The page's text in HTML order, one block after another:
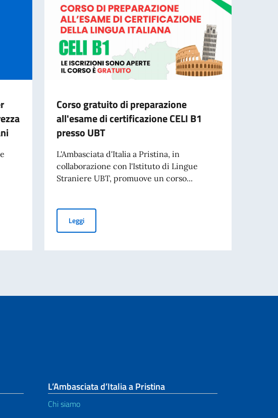
a privati per pace, sicurezza internazionale e tutela diritti umani
Corso gratuito di preparazione
all'esame di certificazione CELI B1
presso UBT
L'Ambasciata d'Italia a Pristina, in
collaborazione con l'Istituto di Lingue
Straniere UBT, promuove un corso...
LeggiCorso gratuito di preparazione all'esame di certificazione CELI
L’Ambasciata d’Italia a Pristina
Chi siamo